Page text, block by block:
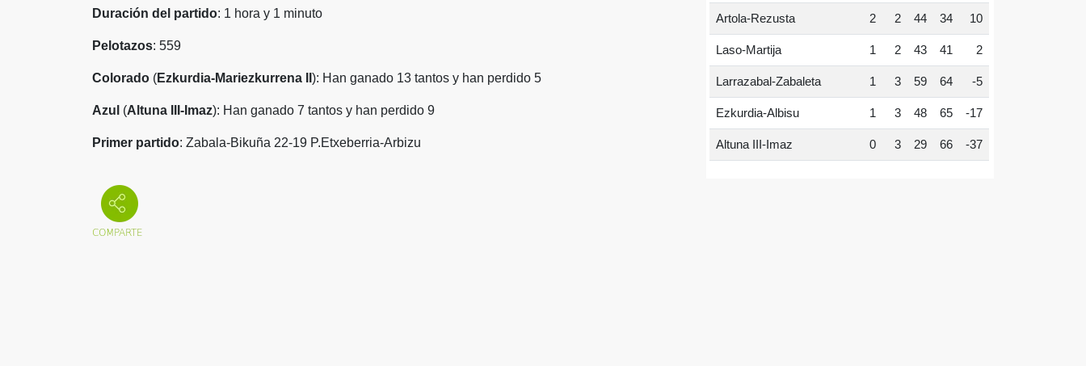
Duración del partido: 1 hora y 1 minuto
Pelotazos: 559
Colorado (Ezkurdia-Mariezkurrena II ): Han ganado 13 tantos y han perdido 5
Azul (Altuna III-Imaz): Han ganado 7 tantos y han perdido 9
Primer partido: Zabala-Bikuña 22-19 P.Etxeberria-Arbizu
Artola-Rezusta 2 2 44 34 10
Laso-Martija 1 2 43 41 2
Larrazabal-Zabaleta 1 3 59 64 -5
Ezkurdia-Albisu 1 3 48 65 -17
Altuna III-Imaz 0 3 29 66 -37